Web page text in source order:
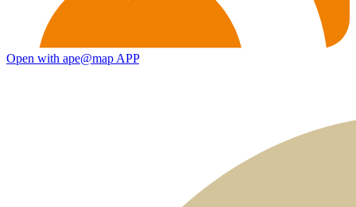
Open with ape@map APP